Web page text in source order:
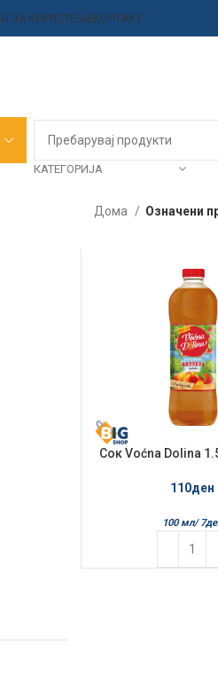
ЗА КОРИСТЕЊЕКОНТАКТ
КАТЕГОРИЈА
Дома Означени
Сок Voćna Dolina
110ден
100 мл/ 7